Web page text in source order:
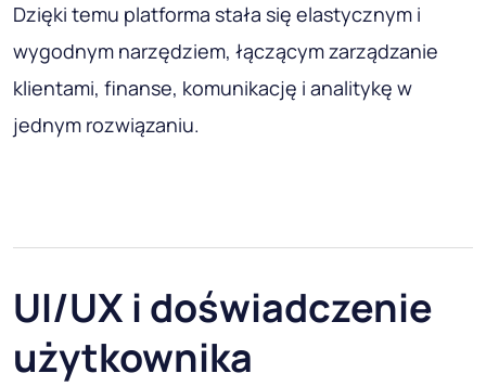
Dzięki temu platforma stała się elastycznym i
wygodnym narzędziem, łączącym zarządzanie
klientami, finanse, komunikację i analitykę w
jednym rozwiązaniu.
UI/UX i doświadczenie
użytkownika